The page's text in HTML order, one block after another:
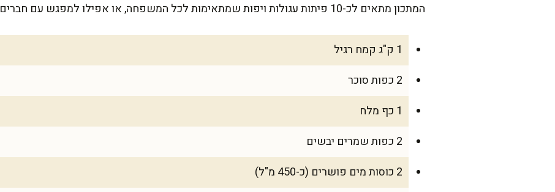
המתכון מתאים לכ-10 פיתות עגולות ויפות שמתאימות לכל המשפחה, או אפילו למפגש עם חברים שתרצו להרשים.
1 ק"ג קמח רגיל
2 כפות סוכר
1 כף מלח
2 כפות שמרים יבשים
2 כוסות מים פושרים (כ-450 מ"ל)